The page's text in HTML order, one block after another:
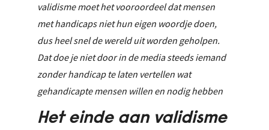
validisme moet het vooroordeel dat mensen
met handicaps niet hun eigen woordje doen,
dus heel snel de wereld uit worden geholpen.
Dat doe je niet door in de media steeds iemand
zonder handicap te laten vertellen wat
gehandicapte mensen willen en nodig hebben
Het einde aan validisme